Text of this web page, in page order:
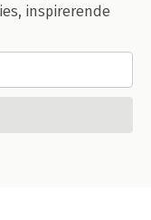
inspirerende